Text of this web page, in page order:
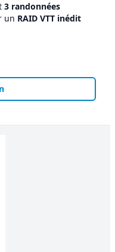
3 randonnées
un RAID VTT inédit